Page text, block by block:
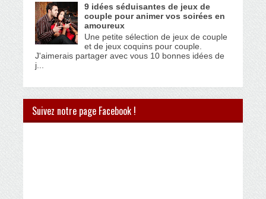
9 idées séduisantes de jeux de
couple pour animer vos soirées en
amoureux
Une petite sélection de jeux de couple
et de jeux coquins pour couple.
J'aimerais partager avec vous 10 bonnes idées de
j...
Suivez notre page Facebook !